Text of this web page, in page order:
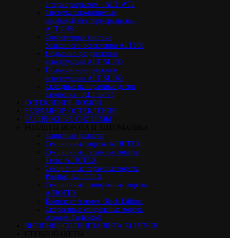
с терморазрывом - ALT W72
Cистема алюминиевых
профилей без терморазрыва -
ALT C48
Cовременная система
балконного остекления ALT100
Подъемно-раздвижные
конструкции ALT SL130
Подъемно-раздвижные
конструкции ALT SL160
Cкладные панорамные двери
гармошка - ALT BF73
ОСТЕКЛЕНИЕ ДОМОВ
БЕЗРАМНОЕ ОСТЕКЛЕНИЕ
РАЗДВИЖНЫЕ СИСТЕМЫ
Защитные роллеты
Секционные ворота АЛЮТЕХ
Секционные гаражные ворота
Trend АЛЮТЕХ
Секционные гаражные ворота
Prestige АЛЮТЕХ
Секционные панорамные ворота
АЛЮТЕХ
Комплект Алютех Black Edition
Скоростные спиральные ворота
Алютех TurboRoll
ВНЕШНЯЯ СОЛНЦЕЗАЩИТА ALUTECH